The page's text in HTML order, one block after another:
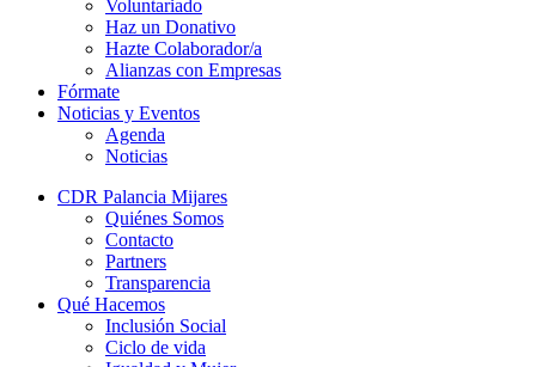
Voluntariado
Haz un Donativo
Hazte Colaborador/a
Alianzas con Empresas
Fórmate
Noticias y Eventos
Agenda
Noticias
CDR Palancia Mijares
Quiénes Somos
Contacto
Partners
Transparencia
Qué Hacemos
Inclusión Social
Ciclo de vida